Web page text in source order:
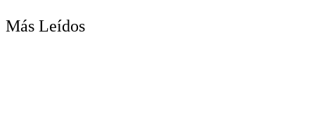
Más Leídos